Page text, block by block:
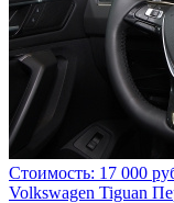
Стоимость: 17 000
Volkswagen Tiguan